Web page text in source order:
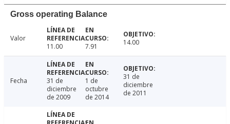
Gross operating Balance
Valor
11.00
7.91 14.00
Fecha
31 de
diciembre
de 2009
1 de
octubre
de 2014
31 de
diciembre
de 2011